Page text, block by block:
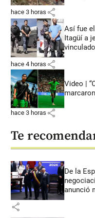
hace 3 horas share
Así fue
Itagüí a
hace 4 horas share
Video |
hace 3 horas share
Te
De la
anunció
share